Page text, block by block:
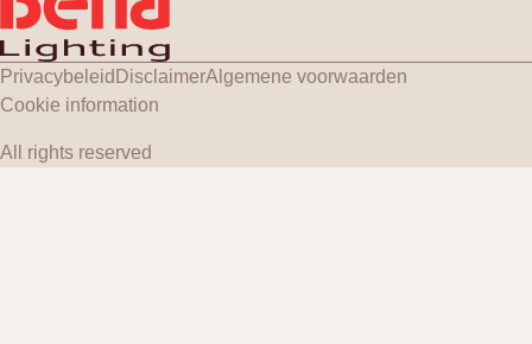
Hercules 8, Gilze
Routebeschrijving
All rights reserved
Privacybeleid DisclaimerAlgemene voorwaarden
Cookie information